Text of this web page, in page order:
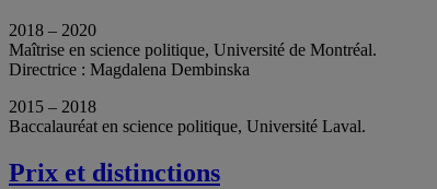
2018 – 2020
Maîtrise en science politique, Université de Montréal.
Directrice : Magdalena Dembinska
2015 – 2018
Baccalauréat en science politique, Université Laval.
Prix et distinctions